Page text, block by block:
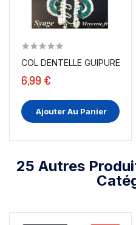
COL DENTELLE GUIPURE
6,99 €
Ajouter Au Panier
25 Autres